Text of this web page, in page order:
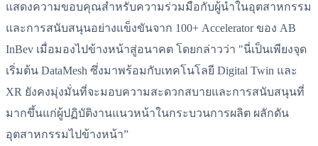
แสดงความขอบคุณสำหรับความร่วมมือกับผู้นำในอุตสาหกรรม
และการสนับสนุนอย่างแข็งขันจาก 100+ Accelerator ของ AB
InBev เมื่อมองไปข้างหน้าสู่อนาคต โดยกล่าวว่า "นี่เป็นเพียงจุด
เริ่มต้น DataMesh ซึ่งมาพร้อมกับเทคโนโลยี Digital Twin และ
XR ยังคงมุ่งมั่นที่จะมอบความสะดวกสบายและการสนับสนุนที่
มากขึ้นแก่ผู้ปฏิบัติงานแนวหน้าในกระบวนการผลิต ผลักดัน
อุตสาหกรรมไปข้างหน้า”